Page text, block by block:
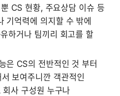
CS 현황, 주요상담 이슈 등
기억력에 의지할 수 밖에
하거나 팀끼리 회고를 할
은 CS의 전반적인 것 부터
보여주니깐 객관적인
사 구성원 누구나